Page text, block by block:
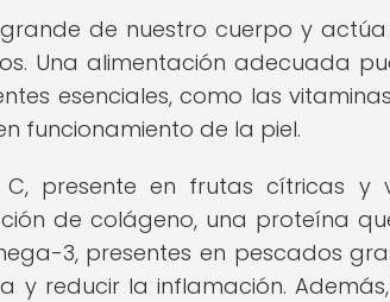
de nuestro cuerpo y
Una alimentación adecuada
esenciales, como las
funcionamiento de la piel.
presente en frutas cítricas y
de colágeno, una proteína
3, presentes en pescados
y reducir la inflamación.